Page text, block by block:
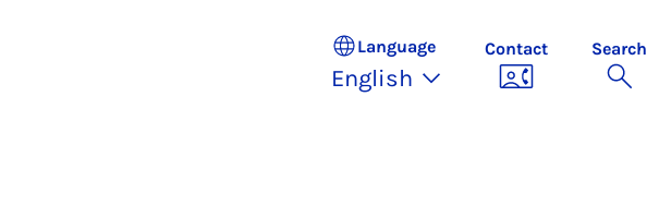
Language
English
Contact Search